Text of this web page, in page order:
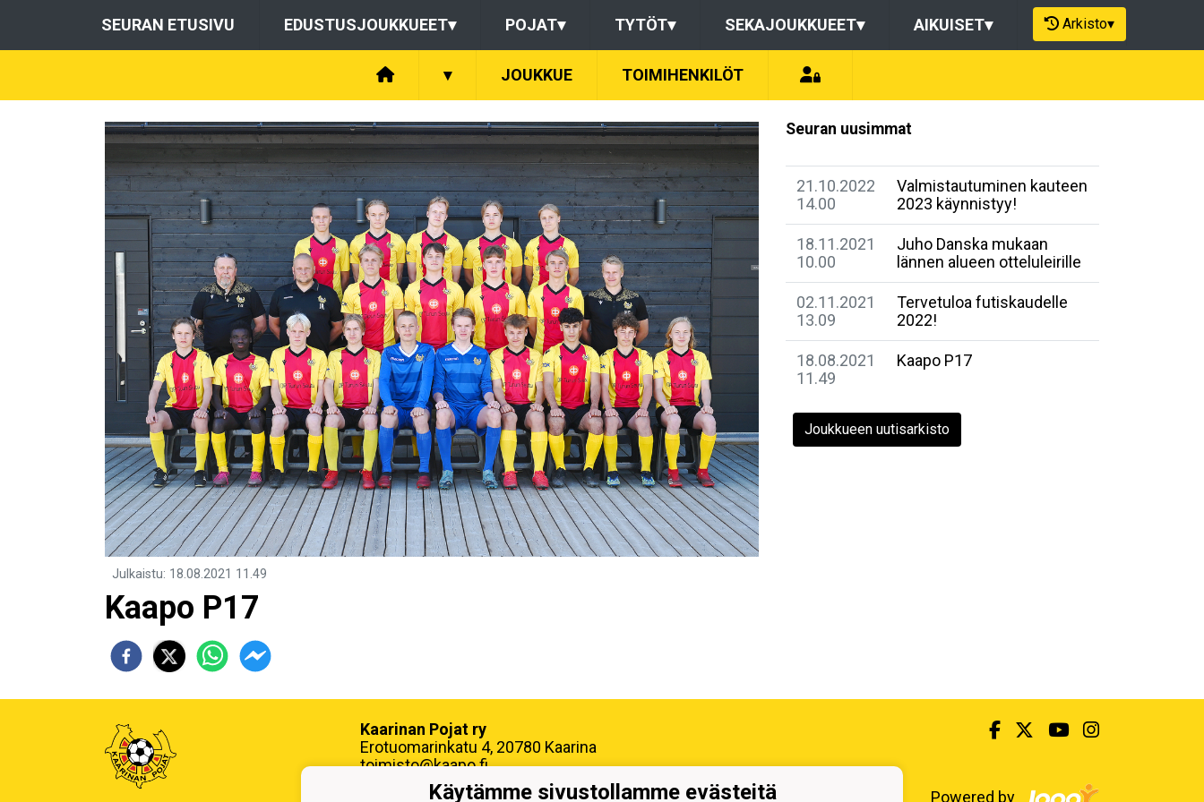
SEURAN ETUSIVU EDUSTUSJOUKKUEET▾ POJAT▾ TYTÖT▾ SEKAJOUKKUEET▾ AIKUISET▾ Arkisto▾
▾ JOUKKUE TOIMIHENKILÖT
Julkaistu: 18.08.2021 11.49
Kaapo P17
Seuran uusimmat
21.10.2022
14.00
Valmistautuminen kauteen
2023 käynnistyy!
18.11.2021
10.00
Juho Danska mukaan
lännen alueen otteluleirille
02.11.2021
13.09
Tervetuloa futiskaudelle
2022!
18.08.2021
11.49
Kaapo P17
Joukkueen uutisarkisto
Kaarinan Pojat ry
Erotuomarinkatu 4, 20780 Kaarina
toimisto@kaapo.fi
Powered by
Käytämme sivustollamme evästeitä